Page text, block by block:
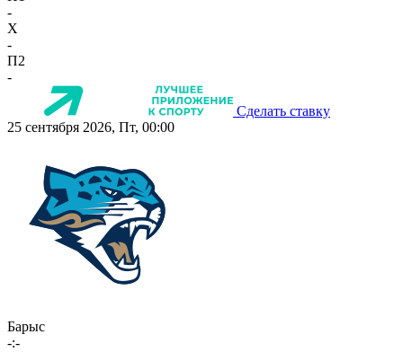
-
X
-
П2
-
Сделать ставку
25 сентября 2026, Пт, 00:00
Барыс
-:-